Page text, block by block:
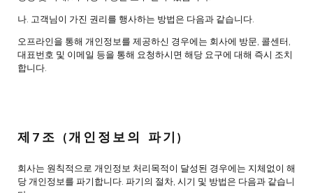
나. 고객님이 가진 권리를 행사하는 방법은 다음과 같습니다.
오프라인을 통해 개인정보를 제공하신 경우에는 회사에 방문, 콜센터,
대표번호 및 이메일 등을 통해 요청하시면 해당 요구에 대해 즉시 조치
합니다.
제7조 (개인정보의 파기)
회사는 원칙적으로 개인정보 처리목적이 달성된 경우에는 지체없이 해
당 개인정보를 파기합니다. 파기의 절차, 시기 및 방법은 다음과 같습니